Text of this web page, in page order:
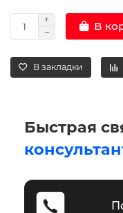
В
В закладки
Быстрая